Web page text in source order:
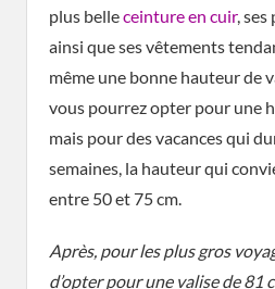
plus belleceinture en cuir,
ainsi que ses vêtements
même une bonne hauteur de
vous pourrez opter pour une
mais pour des vacances qui
semaines, la hauteur qui
entre 50 et 75 cm.
Après, pour les plus gros
d’opter pour une valise de 81